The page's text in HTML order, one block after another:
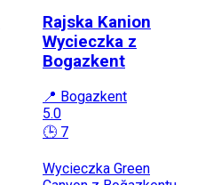
Rajska Kanion
Wycieczka z
Bogazkent
📍 Bogazkent
5.0
🕒 7
Wycieczka Green